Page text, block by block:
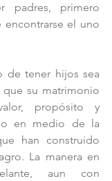
padres, primero
el uno
de tener hijos sea
su matrimonio
propósito y
en medio de la
han construido
La manera en
aun con